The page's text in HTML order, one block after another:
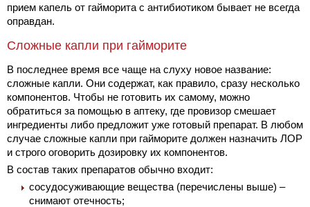
прием капель от гайморита с антибиотиком бывает не всегда
оправдан.
Сложные капли при гайморите
В последнее время все чаще на слуху новое название:
сложные капли. Они содержат, как правило, сразу несколько
компонентов. Чтобы не готовить их самому, можно
обратиться за помощью в аптеку, где провизор смешает
ингредиенты либо предложит уже готовый препарат. В любом
случае сложные капли при гайморите должен назначить ЛОР
и строго оговорить дозировку их компонентов.
В состав таких препаратов обычно входит:
сосудосуживающие вещества (перечислены выше) –
снимают отечность;